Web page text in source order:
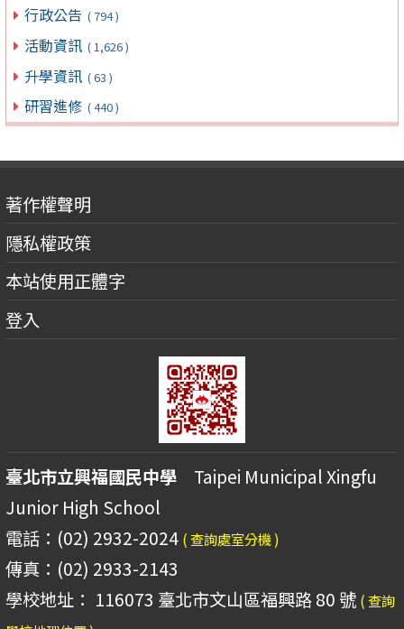
行政公告 ( 794 )
活動資訊 ( 1,626 )
升學資訊 ( 63 )
研習進修 ( 440 )
著作權聲明
隱私權政策
本站使用正體字
登入
臺北市立興福國民中學 Taipei Municipal Xingfu
Junior High School
電話：(02) 2932-2024 ( 查詢處室分機 )
傳真：(02) 2933-2143
學校地址： 116073 臺北市文山區福興路 80 號 ( 查詢